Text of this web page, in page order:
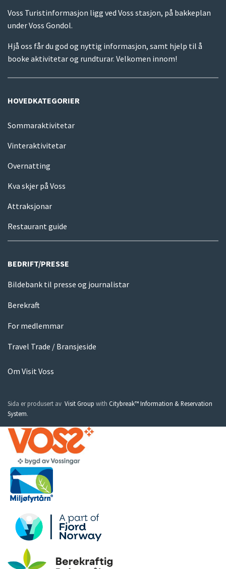
Voss Turistinformasjon ligg ved Voss stasjon, på bakkeplan
under Voss Gondol.
Hjå oss får du god og nyttig informasjon, samt hjelp til å
booke aktivitetar og rundturar. Velkomen innom!
HOVEDKATEGORIER
Sommaraktivitetar
Vinteraktivitetar
Overnatting
Kva skjer på Voss
Attraksjonar
Restaurant guide
BEDRIFT/PRESSE
Bildebank til presse og journalistar
Berekraft
For medlemmar
Travel Trade / Bransjeside
Om Visit Voss
Sida er produsert av Visit Group with Citybreak™ Information & Reservation
System.